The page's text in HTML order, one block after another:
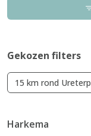
Gekozen filters
15 km rond Ureterp
Harkema